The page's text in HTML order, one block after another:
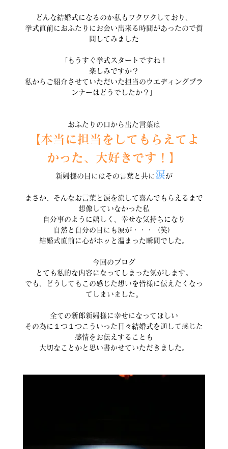
どんな結婚式になるのか私もワクワクしており、
挙式直前におふたりにお会い出来る時間があったので質
問してみました
「もうすぐ挙式スタートですね！
楽しみですか？
私からご紹介させていただいた担当のウエディングプラ
ンナーはどうでしたか？」
おふたりの口から出た言葉は
【本当に担当をしてもらえてよ
かった、大好きです！】
新婦様の目にはその言葉と共に 涙が
まさか、そんなお言葉と涙を流して喜んでもらえるまで
想像していなかった私
自分事のように嬉しく、幸せな気持ちになり
自然と自分の目にも涙が・・・（笑）
結婚式直前に心がホッと温まった瞬間でした。
今回のブログ
とても私的な内容になってしまった気がします。
でも、どうしてもこの感じた想いを皆様に伝えたくなっ
てしまいました。
全ての新郎新婦様に幸せになってほしい
その為に１つ１つこういった日々結婚式を通して感じた
感情をお伝えすることも
大切なことかと思い書かせていただきました。